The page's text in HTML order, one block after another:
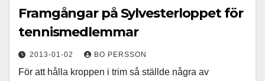
Framgångar på Sylvesterloppet för
tennismedlemmar
2013-01-02 BO PERSSON
För att hålla kroppen i trim så ställde några av